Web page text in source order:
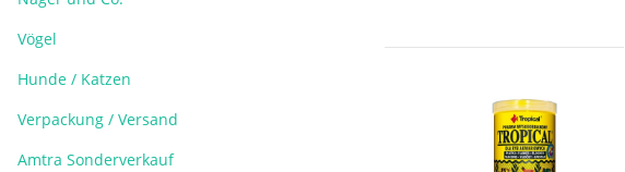
Vögel
Hunde / Katzen
Verpackung / Versand
Amtra Sonderverkauf